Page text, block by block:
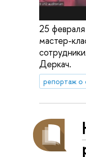
25
мастер-
Деркач.
репортаж о